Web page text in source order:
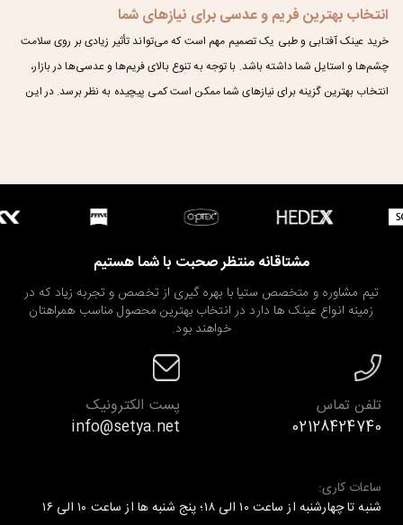
انتخاب بهترین فریم و عدسی برای نیازهای شما
خرید عینک آفتابی و طبی یک تصمیم مهم است که می‌تواند تأثیر زیادی بر روی سلامت
چشم‌ها و استایل شما داشته باشد. با توجه به تنوع بالای فریم‌ها و عدسی‌ها در بازار،
انتخاب بهترین گزینه برای نیازهای شما ممکن است کمی پیچیده به نظر برسد. در این
مشتاقانه منتظر صحبت با شما هستیم
تیم مشاوره و متخصص ستیا با بهره گیری از تخصص و تجربه زیاد که در
زمینه انواع عینک ها دارد در انتخاب بهترین محصول مناسب همراهتان
خواهند بود.
تلفن تماس
02128424740
پست الکترونیک
info@setya.net
ساعات کاری:
شنبه تا چهارشنبه از ساعت ۱۰ الی ۱۸؛ پنج شنبه ها از ساعت ۱۰ الی ۱۶